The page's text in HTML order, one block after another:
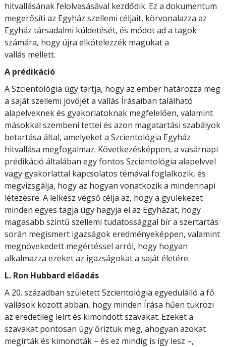
hitvallásának felolvasásával kezdődik. Ez a dokumentum
megerősíti az Egyház szellemi céljait, körvonalazza az
Egyház társadalmi küldetését, és módot ad a tagok
számára, hogy újra elkötelezzék magukat a
vallás mellett.
A prédikáció
A Szcientológia úgy tartja, hogy az ember határozza meg
a saját szellemi jövőjét a vallás Írásaiban található
alapelveknek és gyakorlatoknak megfelelően, valamint
másokkal szembeni tettei és azon magatartási szabályok
betartása által, amelyeket a Szcientológia Egyház
hitvallása megfogalmaz. Következésképpen, a vasárnapi
prédikáció általában egy fontos Szcientológia alapelvvel
vagy gyakorlattal kapcsolatos témával foglalkozik, és
megvizsgálja, hogy az hogyan vonatkozik a mindennapi
létezésre. A lelkész végső célja az, hogy a gyülekezet
minden egyes tagja úgy hagyja el az Egyházat, hogy
magasabb szintű szellemi tudatossággal bír a szertartás
során megismert igazságok eredményeképpen, valamint
megnövekedett megértéssel arról, hogy hogyan
alkalmazza ezeket az igazságokat a saját életére.
L. Ron Hubbard előadás
A 20. században született Szcientológia egyedülálló a fő
vallások között abban, hogy minden Írása hűen tükrözi
az eredetileg leírt és kimondott szavakat. Ezeket a
szavakat pontosan úgy őriztük meg, ahogyan azokat
megírták és kimondták – és ez mindig is így lesz –,